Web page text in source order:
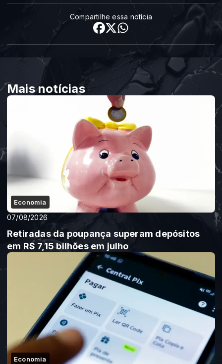
Compartilhe essa notícia
Mais notícias
Economia
07/08/2026
Retiradas da poupança superam depósitos
em R$ 7,15 bilhões em julho
Economia